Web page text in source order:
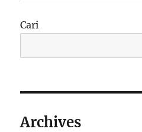
Cari
Archives